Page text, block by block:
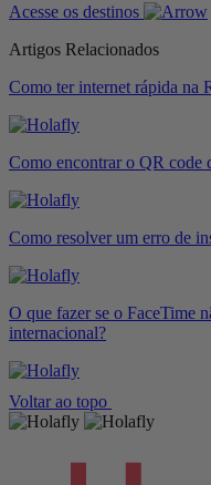
Acesse os destinos
Artigos Relacionados
Como ter internet rápida na
Como encontrar o QR code
Como resolver um erro de
O que fazer se o FaceTime
internacional?
Voltar ao topo